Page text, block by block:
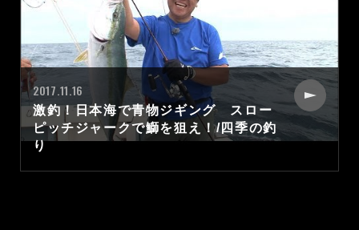
2017.11.16
激釣！日本海で青物ジギング スロー
ピッチジャークで鰤を狙え！/四季の釣
り